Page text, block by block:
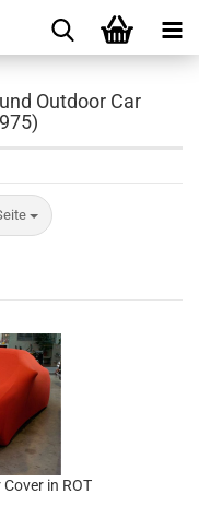
Outdoor Car
in ROT